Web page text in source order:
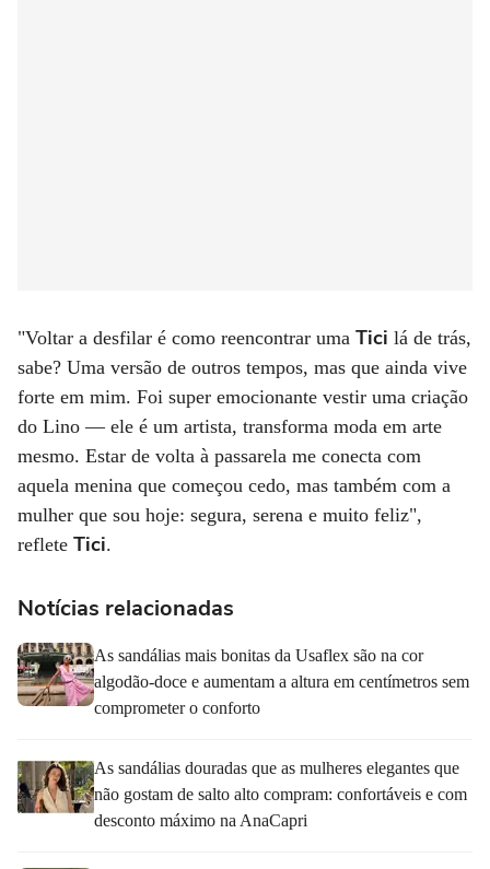
"Voltar a desfilar é como reencontrar uma Tici lá de trás,
sabe? Uma versão de outros tempos, mas que ainda vive
forte em mim. Foi super emocionante vestir uma criação
do Lino — ele é um artista, transforma moda em arte
mesmo. Estar de volta à passarela me conecta com
aquela menina que começou cedo, mas também com a
mulher que sou hoje: segura, serena e muito feliz",
reflete Tici.
Notícias relacionadas
As sandálias mais bonitas da Usaflex são na cor
algodão-doce e aumentam a altura em centímetros sem
comprometer o conforto
As sandálias douradas que as mulheres elegantes que
não gostam de salto alto compram: confortáveis e com
desconto máximo na AnaCapri